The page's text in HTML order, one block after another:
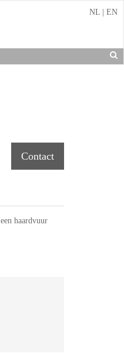
NL EN
Contact
haardvuur